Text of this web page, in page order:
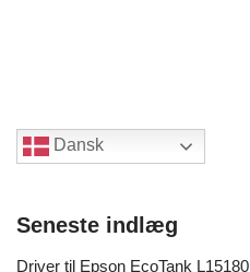
Dansk
Seneste indlæg
Driver til Epson EcoTank L15180